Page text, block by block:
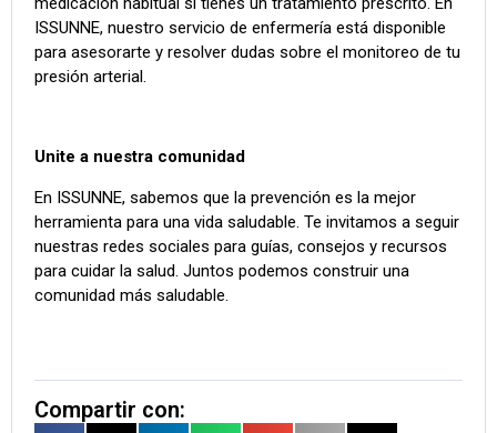
ISSUNNE, nuestro servicio de enfermería está disponible
para asesorarte y resolver dudas sobre el monitoreo de tu
presión arterial.
Unite a nuestra comunidad
En ISSUNNE, sabemos que la prevención es la mejor
herramienta para una vida saludable. Te invitamos a seguir
nuestras redes sociales para guías, consejos y recursos
para cuidar la salud. Juntos podemos construir una
comunidad más saludable.
Compartir con: